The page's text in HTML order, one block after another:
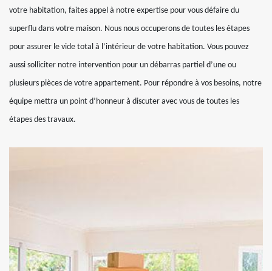
votre habitation, faites appel à notre expertise pour vous défaire du
superflu dans votre maison. Nous nous occuperons de toutes les étapes
pour assurer le vide total à l’intérieur de votre habitation. Vous pouvez
aussi solliciter notre intervention pour un débarras partiel d’une ou
plusieurs pièces de votre appartement. Pour répondre à vos besoins, notre
équipe mettra un point d’honneur à discuter avec vous de toutes les
étapes des travaux.